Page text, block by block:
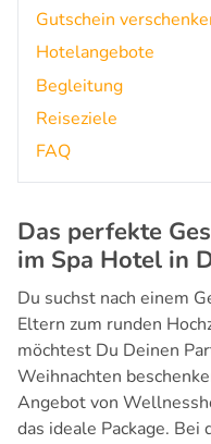
Gutschein
Hotelangebote
Begleitung
Reiseziele
FAQ
Das perfekte
im Spa Hotel in
Du suchst nach einem
Eltern zum runden
möchtest Du Deinen
Weihnachten
Angebot von
das ideale Package.